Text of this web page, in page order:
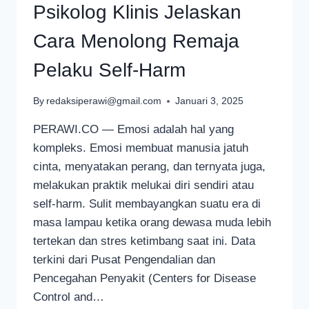
Psikolog Klinis Jelaskan
Cara Menolong Remaja
Pelaku Self-Harm
By redaksiperawi@gmail.com Januari 3, 2025
PERAWI.CO — Emosi adalah hal yang
kompleks. Emosi membuat manusia jatuh
cinta, menyatakan perang, dan ternyata juga,
melakukan praktik melukai diri sendiri atau
self-harm. Sulit membayangkan suatu era di
masa lampau ketika orang dewasa muda lebih
tertekan dan stres ketimbang saat ini. Data
terkini dari Pusat Pengendalian dan
Pencegahan Penyakit (Centers for Disease
Control and…